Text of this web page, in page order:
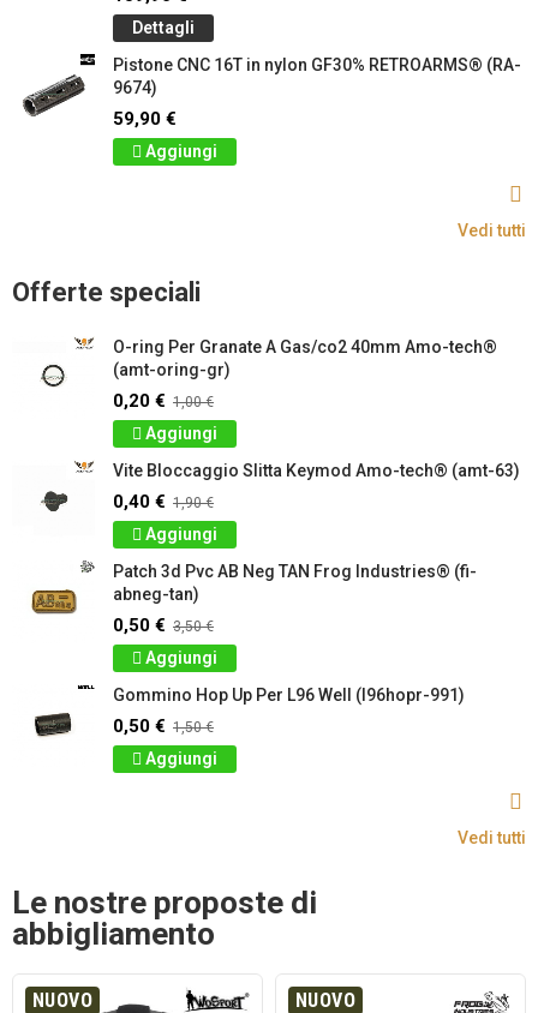
Dettagli
Pistone CNC 16T in nylon GF30% RETROARMS® (RA-
9674)
59,90 €
Aggiungi
Vedi tutti
Offerte speciali
O-ring Per Granate A Gas/co2 40mm Amo-tech®
(amt-oring-gr)
0,20 € 1,00 €
Aggiungi
Vite Bloccaggio Slitta Keymod Amo-tech® (amt-63)
0,40 € 1,90 €
Aggiungi
Patch 3d Pvc AB Neg TAN Frog Industries® (fi-
abneg-tan)
0,50 € 3,50 €
Aggiungi
Gommino Hop Up Per L96 Well (l96hopr-991)
0,50 € 1,50 €
Aggiungi
Vedi tutti
Le nostre proposte di
abbigliamento
NUOVO NUOVO